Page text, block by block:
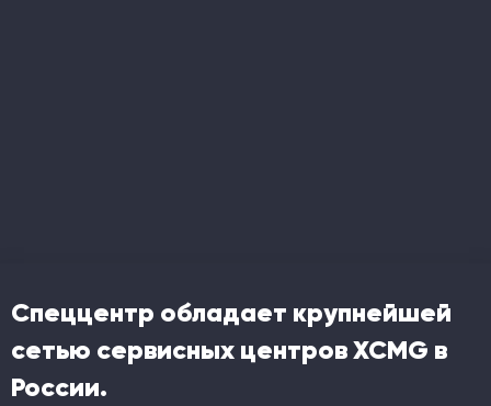
Спеццентр обладает крупнейшей
сетью сервисных центров XCMG в
России.